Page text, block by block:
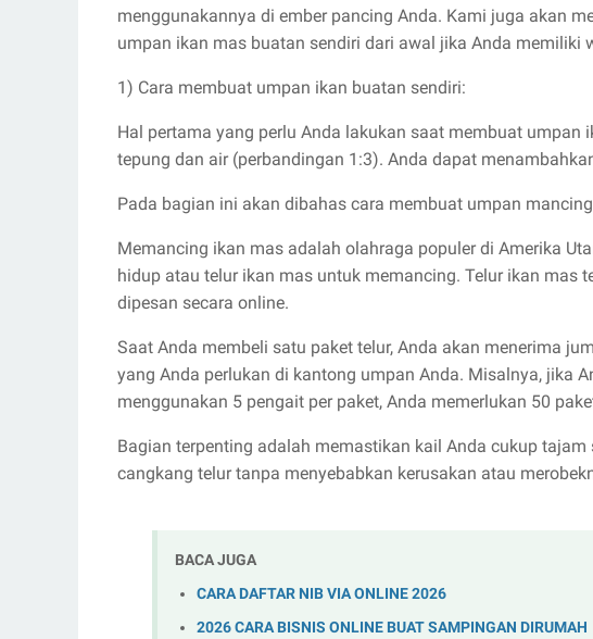
menggunakannya di ember pancing Anda. Kami juga akan
umpan ikan mas buatan sendiri dari awal jika Anda memiliki
1) Cara membuat umpan ikan buatan sendiri:
Hal pertama yang perlu Anda lakukan saat membuat
tepung dan air (perbandingan 1:3). Anda dapat
Pada bagian ini akan dibahas cara membuat umpan
Memancing ikan mas adalah olahraga populer di Amerika
hidup atau telur ikan mas untuk memancing. Telur ikan mas
dipesan secara online.
Saat Anda membeli satu paket telur, Anda akan menerima
yang Anda perlukan di kantong umpan Anda. Misalnya, jika
menggunakan 5 pengait per paket, Anda memerlukan 50
Bagian terpenting adalah memastikan kail Anda cukup
cangkang telur tanpa menyebabkan kerusakan atau
BACA JUGA
CARA DAFTAR NIB VIA ONLINE 2026
2026 CARA BISNIS ONLINE BUAT SAMPINGAN DIRUMAH